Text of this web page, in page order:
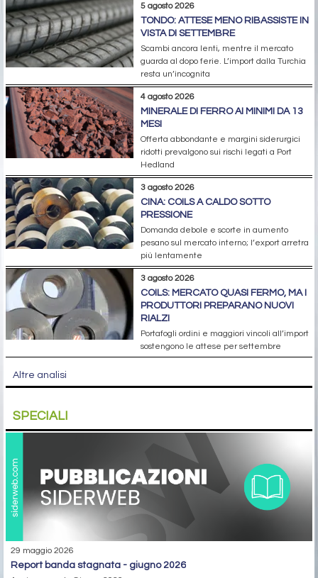
5 agosto 2026
TONDO: ATTESE MENO RIBASSISTE IN
VISTA DI SETTEMBRE
Scambi ancora lenti, mentre il mercato
guarda al dopo ferie. L’import dalla Turchia
resta un’incognita
4 agosto 2026
MINERALE DI FERRO AI MINIMI DA 13
MESI
Offerta abbondante e margini siderurgici
ridotti prevalgono sui rischi legati a Port
Hedland
3 agosto 2026
CINA: COILS A CALDO SOTTO
PRESSIONE
Domanda debole e scorte in aumento
pesano sul mercato interno; l’export arretra
più lentamente
3 agosto 2026
COILS: MERCATO QUASI FERMO, MA I
PRODUTTORI PREPARANO NUOVI
RIALZI
Portafogli ordini e maggiori vincoli all’import
sostengono le attese per settembre
Altre analisi
SPECIALI
29 maggio 2026
report banda stagnata - giugno 2026